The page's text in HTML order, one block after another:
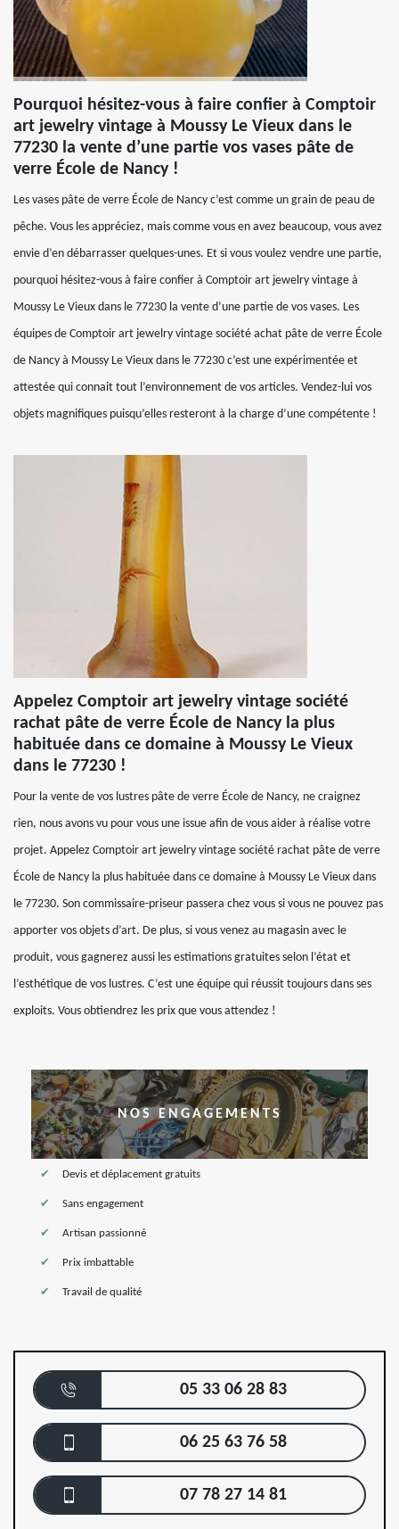
Pourquoi hésitez-vous à faire confier à Comptoir
art jewelry vintage à Moussy Le Vieux dans le
77230 la vente d’une partie vos vases pâte de
verre École de Nancy !
Les vases pâte de verre École de Nancy c’est comme un grain de peau de
pêche. Vous les appréciez, mais comme vous en avez beaucoup, vous avez
envie d’en débarrasser quelques-unes. Et si vous voulez vendre une partie,
pourquoi hésitez-vous à faire confier à Comptoir art jewelry vintage à
Moussy Le Vieux dans le 77230 la vente d’une partie de vos vases. Les
équipes de Comptoir art jewelry vintage société achat pâte de verre École
de Nancy à Moussy Le Vieux dans le 77230 c’est une expérimentée et
attestée qui connait tout l’environnement de vos articles. Vendez-lui vos
objets magnifiques puisqu’elles resteront à la charge d’une compétente !
Appelez Comptoir art jewelry vintage société
rachat pâte de verre École de Nancy la plus
habituée dans ce domaine à Moussy Le Vieux
dans le 77230 !
Pour la vente de vos lustres pâte de verre École de Nancy, ne craignez
rien, nous avons vu pour vous une issue afin de vous aider à réalise votre
projet. Appelez Comptoir art jewelry vintage société rachat pâte de verre
École de Nancy la plus habituée dans ce domaine à Moussy Le Vieux dans
le 77230. Son commissaire-priseur passera chez vous si vous ne pouvez pas
apporter vos objets d’art. De plus, si vous venez au magasin avec le
produit, vous gagnerez aussi les estimations gratuites selon l’état et
l’esthétique de vos lustres. C’est une équipe qui réussit toujours dans ses
exploits. Vous obtiendrez les prix que vous attendez !
NOS ENGAGEMENTS
Devis et déplacement gratuits
Sans engagement
Artisan passionné
Prix imbattable
Travail de qualité
05 33 06 28 83
06 25 63 76 58
07 78 27 14 81